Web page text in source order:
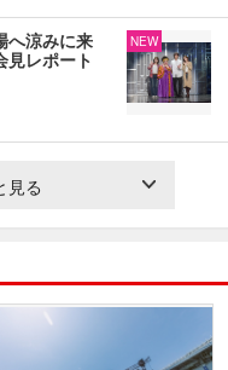
へ涼みに来
見レポート
NEW
見る